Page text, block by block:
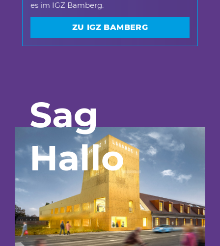
es im IGZ Bamberg.
ZU IGZ BAMBERG
Sag
Hallo_